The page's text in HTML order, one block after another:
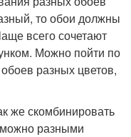
то обои должны
всего сочетают
Можно пойти по
разных цветов,
же скомбинировать
разными